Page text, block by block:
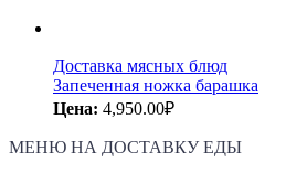
Доставка мясных блюд
Запеченная ножка барашка
Цена: 4,950.00₽
МЕНЮ НА ДОСТАВКУ ЕДЫ